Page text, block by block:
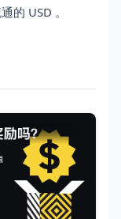
的 USD 。